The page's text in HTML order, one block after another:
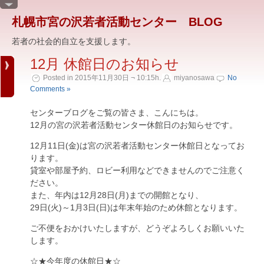
札幌市宮の沢若者活動センター BLOG
若者の社会的自立を支援します。
12月 休館日のお知らせ
Posted in 2015年11月30日 ¬ 10:15h. miyanosawa
No
Comments »
センターブログをご覧の皆さま、こんにちは。
12月の宮の沢若者活動センター休館日のお知らせです。
12月11日(金)は宮の沢若者活動センター休館日となってお
ります。
貸室や部屋予約、ロビー利用などできませんのでご注意く
ださい。
また、年内は12月28日(月)までの開館となり、
29日(火)～1月3日(日)は年末年始のため休館となります。
ご不便をおかけいたしますが、どうぞよろしくお願いいた
します。
☆★今年度の休館日★☆